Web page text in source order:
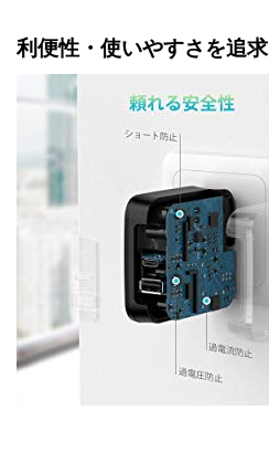
利便性・使いやすさを追求